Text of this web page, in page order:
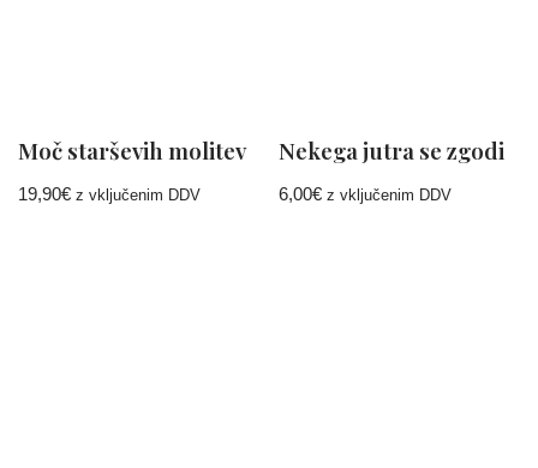
Moč starševih molitev
19,90€ z vključenim DDV
Nekega jutra se zgodi
6,00€ z vključenim DDV